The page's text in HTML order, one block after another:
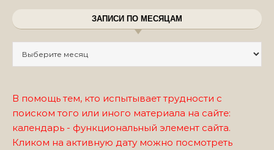
ЗАПИСИ ПО МЕСЯЦАМ
В помощь тем, кто испытывает трудности с
поиском того или иного материала на сайте:
календарь - функциональный элемент сайта.
Кликом на активную дату можно посмотреть